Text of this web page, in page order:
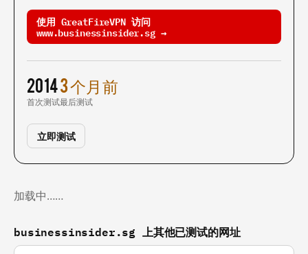
使用 GreatFireVPN 访问
www.businessinsider.sg →
2014
首次测试
3 个月前
最后测试
立即测试
加载中……
businessinsider.sg 上其他已测试的网址